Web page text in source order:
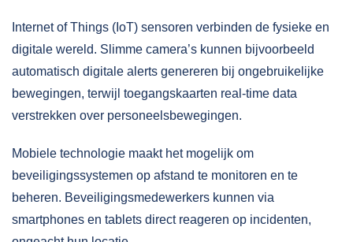
Internet of Things (IoT) sensoren verbinden de fysieke en
digitale wereld. Slimme camera’s kunnen bijvoorbeeld
automatisch digitale alerts genereren bij ongebruikelijke
bewegingen, terwijl toegangskaarten real-time data
verstrekken over personeelsbewegingen.
Mobiele technologie maakt het mogelijk om
beveiligingssystemen op afstand te monitoren en te
beheren. Beveiligingsmedewerkers kunnen via
smartphones en tablets direct reageren op incidenten,